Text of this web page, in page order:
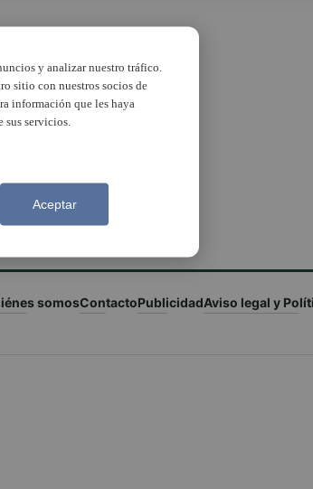
somosContactoPublicidadAviso legal y
y analizar nuestro tráfico.
sitio con nuestros socios de
información que les haya
servicios.
Aceptar